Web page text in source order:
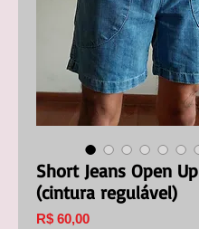
Short Jeans Open Up
(cintura regulável)
R$ 60,00Preço